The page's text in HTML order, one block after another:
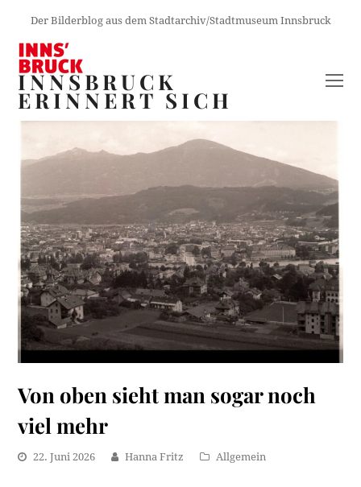
Der Bilderblog aus dem Stadtarchiv/Stadtmuseum Innsbruck
INNSBRUCK
ERINNERT SICH
Von oben sieht man sogar noch
viel mehr
22. Juni 2026 Hanna Fritz Allgemein